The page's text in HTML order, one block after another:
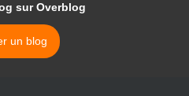
sur Overblog
un blog